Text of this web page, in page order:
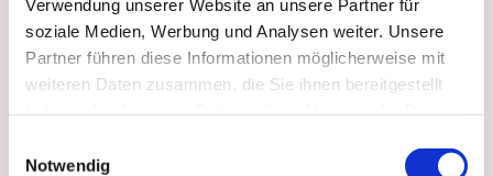
Verwendung unserer Website an unsere Partner für
soziale Medien, Werbung und Analysen weiter. Unsere
Partner führen diese Informationen möglicherweise mit
weiteren Daten zusammen, die Sie ihnen bereitgestellt
Notwendig
Male dann den Stiel der Tulpe. Auch hier kannst du
dem Blütenkopf malen.